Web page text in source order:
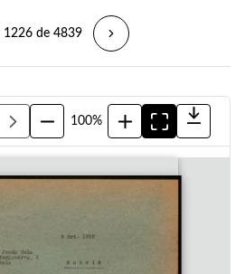
1226 de 4839
100%